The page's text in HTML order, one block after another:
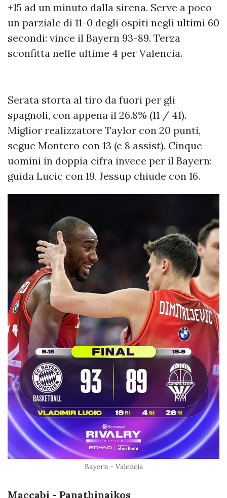
+15 ad un minuto dalla sirena. Serve a poco
un parziale di 11-0 degli ospiti negli ultimi 60
secondi: vince il Bayern 93-89. Terza
sconfitta nelle ultime 4 per Valencia.
Serata storta al tiro da fuori per gli
spagnoli, con appena il 26.8% (11 / 41).
Miglior realizzatore Taylor con 20 punti,
segue Montero con 13 (e 8 assist). Cinque
uomini in doppia cifra invece per il Bayern:
guida Lucic con 19, Jessup chiude con 16.
Bayern - Valencia
Maccabi - Panathinaikos